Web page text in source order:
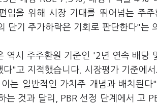
입을 위해 시장 기대를 뛰어넘는 주
단기 주가하락은 기회로 판단한다"는
역시 주주환원 기준인 '2년 연속 배당
다"고 지적했습니다. 시장평가 기준에
는 일반적인 가치주 개념과 배치된
는 것과 달리, PBR 선정 단계에서 고